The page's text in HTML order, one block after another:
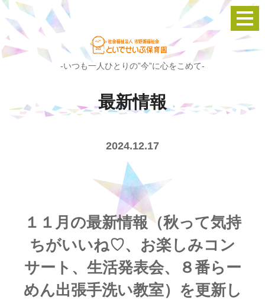
-いつも一人ひとりの”今”に心をこめて-
最新情報
2024.12.17
１１月の最新情報（秋って気持
ちがいいね♡、お楽しみコン
サート、生活発表会、８番らー
めん出張手洗い教室）を更新し